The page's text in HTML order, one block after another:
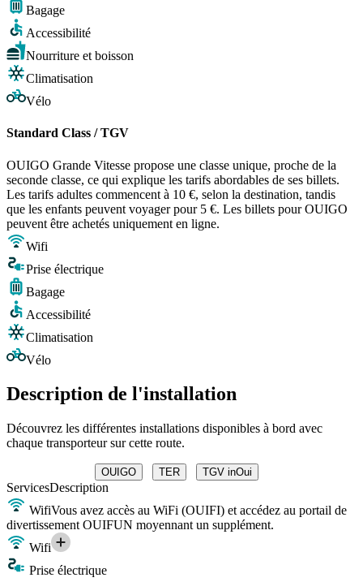
Bagage
Accessibilité
Nourriture et boisson
Climatisation
Vélo
Standard Class / TGV
OUIGO Grande Vitesse propose une classe unique, proche de la
seconde classe, ce qui explique les tarifs abordables de ses billets.
Les tarifs adultes commencent à 10 €, selon la destination, tandis
que les enfants peuvent voyager pour 5 €. Les billets pour OUIGO
peuvent être achetés uniquement en ligne.
Wifi
Prise électrique
Bagage
Accessibilité
Climatisation
Vélo
Description de l'installation
Découvrez les différentes installations disponibles à bord avec
chaque transporteur sur cette route.
OUIGO TER TGV inOui
ServicesDescription
WifiVous avez accès au WiFi (OUIFI) et accédez au portail de
divertissement OUIFUN moyennant un supplément.
Wifi
Prise électrique